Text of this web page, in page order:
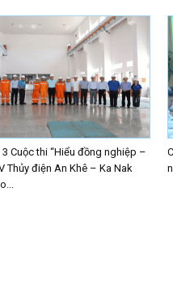
Cuộc thi “Hiểu đồng nghiệp –
Thủy điện An Khê – Ka Nak